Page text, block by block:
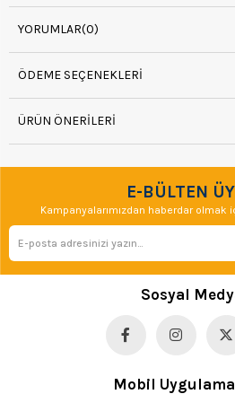
YORUMLAR(0)
ÖDEME SEÇENEKLERI
ÜRÜN ÖNERILERI
E-BÜLTEN
Kampanyalarımızdan haberdar olmak
Sosyal
Mobil